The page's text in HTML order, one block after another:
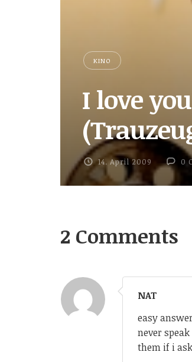
KINO
I love
14. April 2009 0
2 Comments
NAT
easy
never
them if i